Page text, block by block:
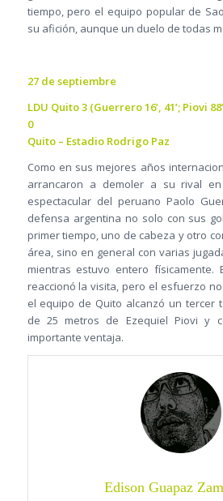
tiempo, pero el equipo popular de
su afición, aunque un duelo de todas
27 de septiembre
LDU Quito 3 (Guerrero 16’, 41’; Piovi
0
Quito – Estadio Rodrigo Paz
Como en sus mejores años
arrancaron a demoler a su rival en
espectacular del peruano Paolo
defensa argentina no solo con sus
primer tiempo, uno de cabeza y otro
área, sino en general con varias
mientras estuvo entero físicamente.
reaccionó la visita, pero el esfuerzo
el equipo de Quito alcanzó un tercer
de 25 metros de Ezequiel Piovi y
importante ventaja.
Edison Guapaz